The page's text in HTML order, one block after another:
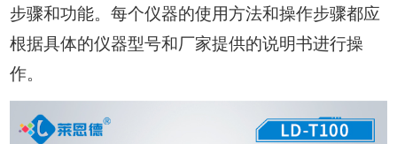
步骤和功能。每个仪器的使用方法和操作步骤都应
根据具体的仪器型号和厂家提供的说明书进行操
作。